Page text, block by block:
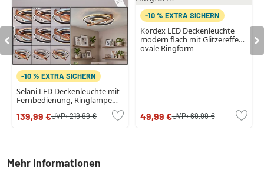
-10 % EXTRA SICHERN
Selani LED Deckenleuchte mit
Fernbedienung, Ringlampe
139,99 €UVP:219,99 €
-10 % EXTRA SICHERN
Kordex LED Deckenleuchte
modern flach mit Glitzereffekt,
ovale Ringform
49,99 €UVP:69,99 €
Mehr Informationen